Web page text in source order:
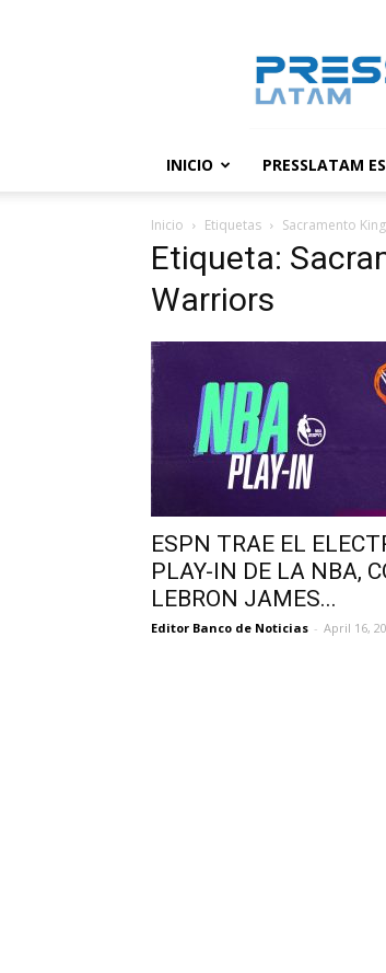
noticias
INICIO PRESSLATAM
Inicio Etiquetas Sacramento
Etiqueta:
Warriors
ESPN TRAE EL
PLAY-IN DE LA NBA,
LEBRON JAMES...
Editor Banco de Noticias - April 16,